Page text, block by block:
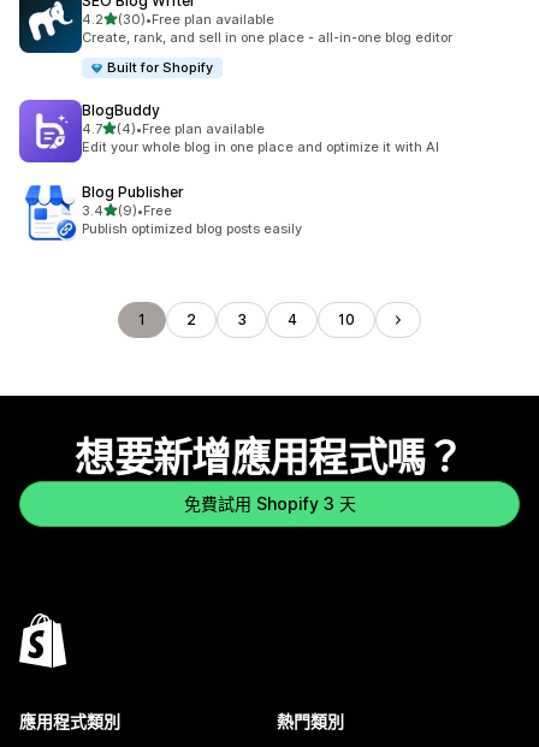
4.2滿分 5 顆星
(30)
共有 30 則評價
•Free plan available
Create, rank, and sell in one place - all-in-one blog editor
Built for Shopify
BlogBuddy
4.7滿分 5 顆星
(4)
共有 4 則評價
•Free plan available
Edit your whole blog in one place and optimize it with AI
Blog Publisher
3.4滿分 5 顆星
(9)
共有 9 則評價
•Free
Publish optimized blog posts easily
1 2 3 4 10
想要新增應用程式嗎？
免費試用 Shopify 3 天
應用程式類別 熱門類別